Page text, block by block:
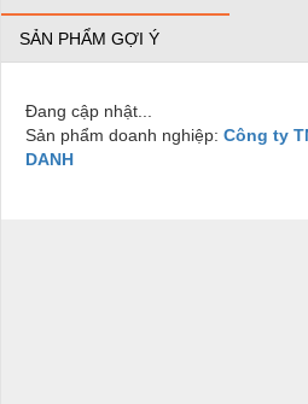
SẢN PHẨM GỢI Ý
Đang cập nhật...
Sản phẩm doanh nghiệp: Công ty
DANH